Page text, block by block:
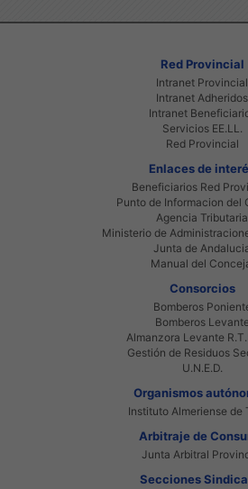
Red Provincial
Intranet Provincial
Intranet Adheridos
Intranet
Servicios EE.LL.
Red Provincial
Enlaces de
Beneficiarios Red
Punto de Informacion del
Agencia Tributaria
Ministerio de
Junta de
Manual del
Consorcios
Bomberos
Bomberos Levante
Almanzora Levante
Gestión de Residuos
U.N.E.D.
Organismos
Instituto Almeriense de
Arbitraje de
Junta Arbitral
Secciones